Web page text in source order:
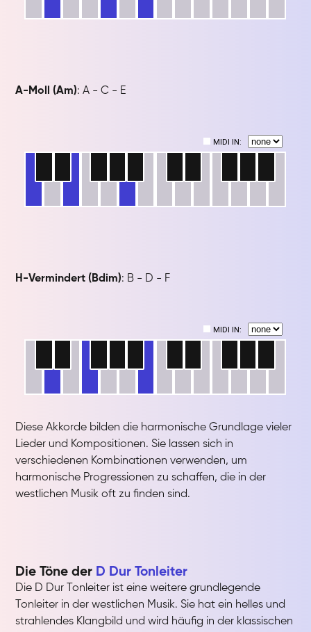
A-Moll (Am): A - C - E
H-Vermindert (Bdim): B - D - F
Diese Akkorde bilden die harmonische Grundlage vieler
Lieder und Kompositionen. Sie lassen sich in
verschiedenen Kombinationen verwenden, um
harmonische Progressionen zu schaffen, die in der
westlichen Musik oft zu finden sind.
Die Töne der D Dur Tonleiter
Die D Dur Tonleiter ist eine weitere grundlegende
Tonleiter in der westlichen Musik. Sie hat ein helles und
strahlendes Klangbild und wird häufig in der klassischen